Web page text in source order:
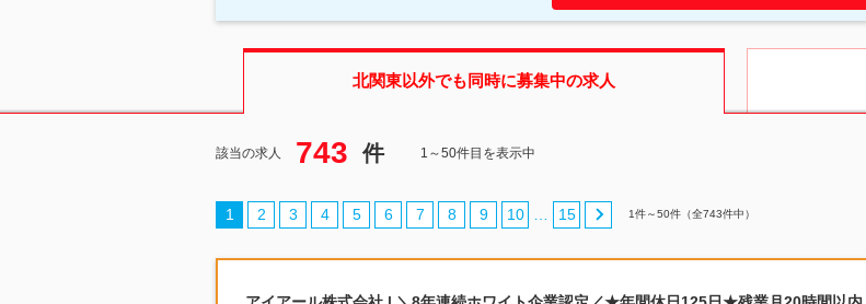
北関東以外でも同時に募集中の求人
該当の求人 743 件 1～50件目を表示中
1 2 3 4 5 6 7 8 9 10 … 15 1件～50件（全743件中）